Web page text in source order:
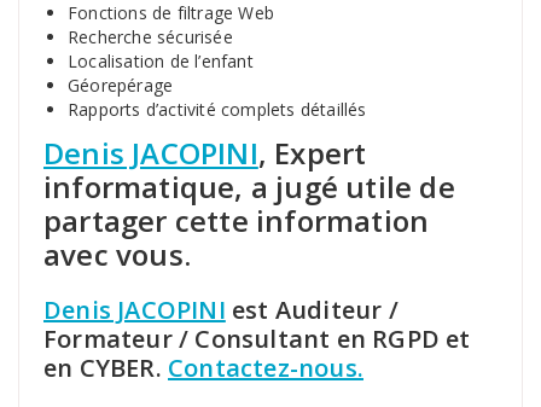
Fonctions de filtrage Web
Recherche sécurisée
Localisation de l’enfant
Géorepérage
Rapports d’activité complets détaillés
Denis JACOPINI, Expert
informatique, a jugé utile de
partager cette information
avec vous.
Denis JACOPINI est Auditeur /
Formateur / Consultant en RGPD et
en CYBER. Contactez-nous.